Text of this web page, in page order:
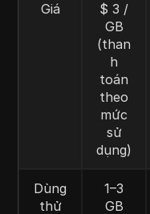
Giá
$ 3 /
GB
(than
h
toán
theo
mức
sử
dụng)
Dùng
thử
1–3
GB